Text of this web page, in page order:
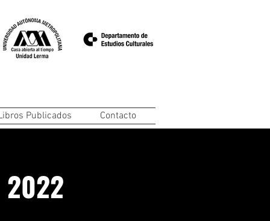
Publicados Contacto